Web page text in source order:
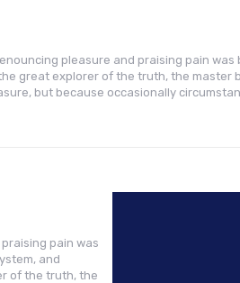
pleasure and praising pain
great explorer of the truth, the master
but because occasionally
pain was
and
of the truth, the